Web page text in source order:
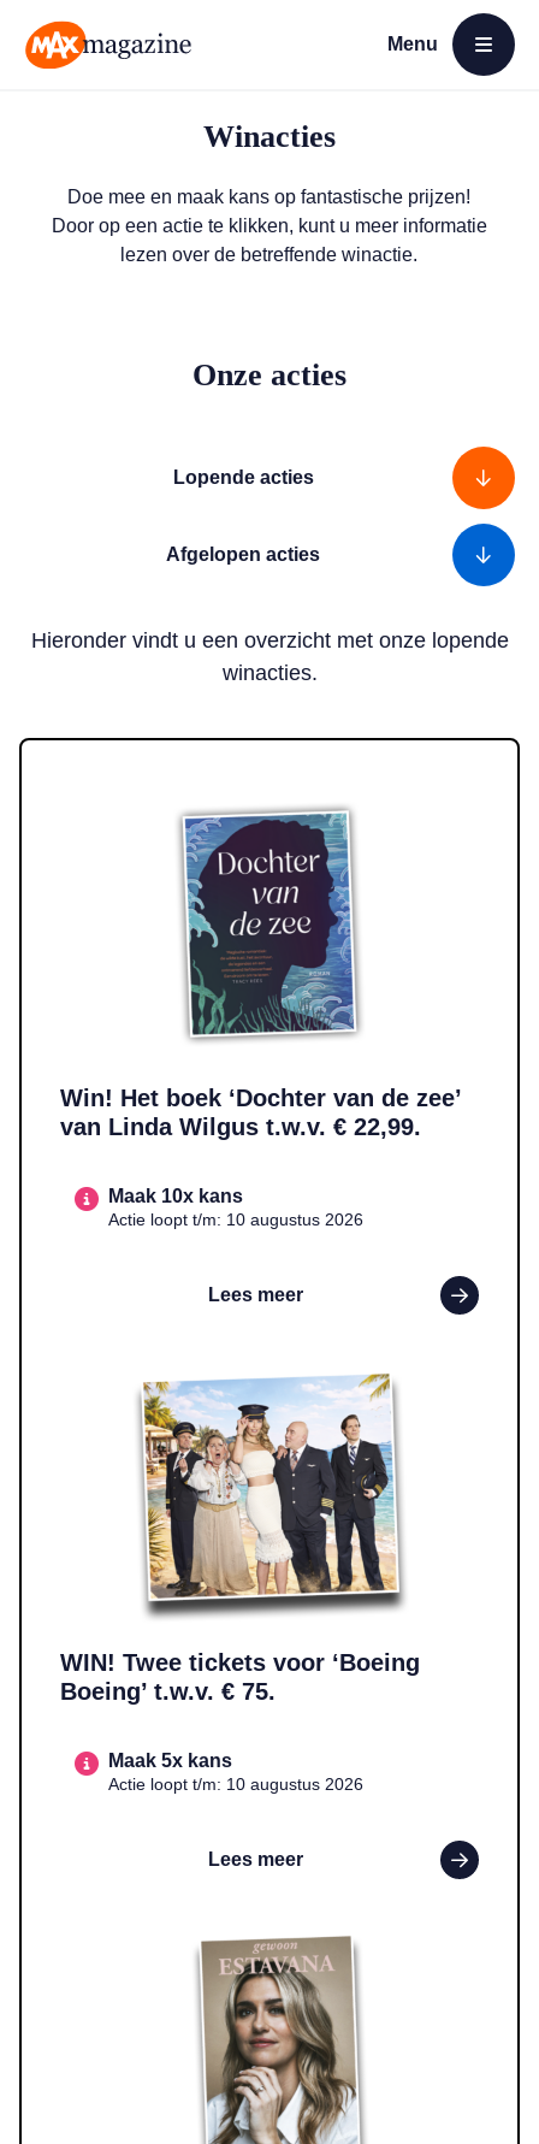
Menu
Open menu
Winacties
Doe mee en maak kans op fantastische prijzen!
Door op een actie te klikken, kunt u meer informatie
lezen over de betreffende winactie.
Onze acties
Lopende acties
Afgelopen acties
Hieronder vindt u een overzicht met onze lopende
winacties.
Win! Het boek ‘Dochter van de zee’
van Linda Wilgus t.w.v. € 22,99.
Maak 10x kans
Actie loopt t/m: 10 augustus 2026
Lees meer
Lees meer over Win! Het boek ‘Dochter van de zee’ van Linda
WIN! Twee tickets voor ‘Boeing
Boeing’ t.w.v. € 75.
Maak 5x kans
Actie loopt t/m: 10 augustus 2026
Lees meer